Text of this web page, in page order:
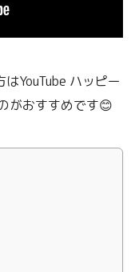
YouTube ハッピー
がおすすめです😊